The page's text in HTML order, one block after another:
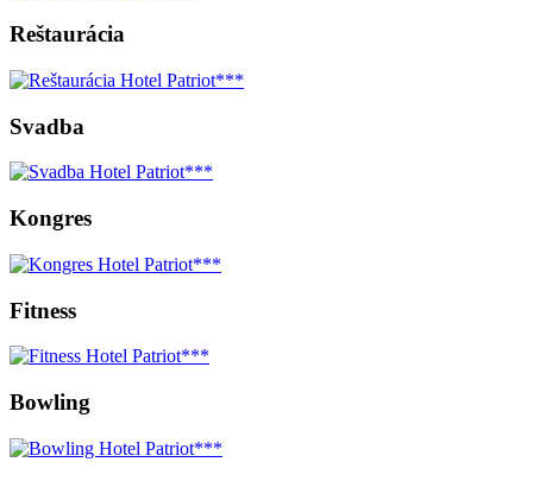
Reštaurácia
Svadba
Kongres
Fitness
Bowling